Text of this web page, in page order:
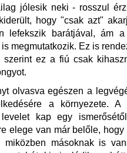
jólesik neki - rosszul
hogy "csak azt"
lefekszik barátjával, ám
megmutatkozik. Ez is
ez a fiú csak
olvasva egészen a
a környezete. A
kap egy
elege van már belőle,
miközben másoknak is